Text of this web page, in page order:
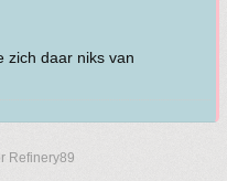
zich daar niks van
Refinery89